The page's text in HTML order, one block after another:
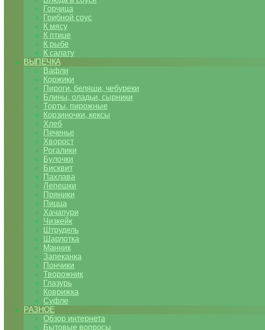
Горчица
Грибной соус
К мясу
К птице
К рыбе
К салату
ВЫПЕЧКА
Вафли
Коржики
Пироги, беляши, чебуреки
Блины, оладьи, сырники
Торты, пирожные
Корзиночки, кексы
Хлеб
Печенье
Хворост
Рогалики
Булочки
Бисквит
Пахлава
Лепешки
Пряники
Пицца
Хачапури
Чизкейк
Штрудель
Шарлотка
Манник
Запеканка
Пончики
Творожник
Глазурь
Коврижка
Суфле
РАЗНОЕ
Обзор интернета
Бытовые вопросы